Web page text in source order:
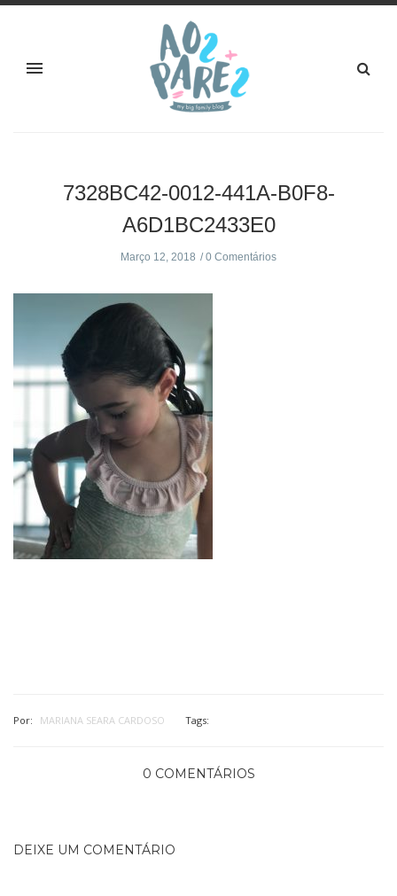
7328BC42-0012-441A-B0F8-
A6D1BC2433E0
Março 12, 2018 0 Comentários
Por: MARIANA SEARA CARDOSO Tags:
0 COMENTÁRIOS
DEIXE UM COMENTÁRIO